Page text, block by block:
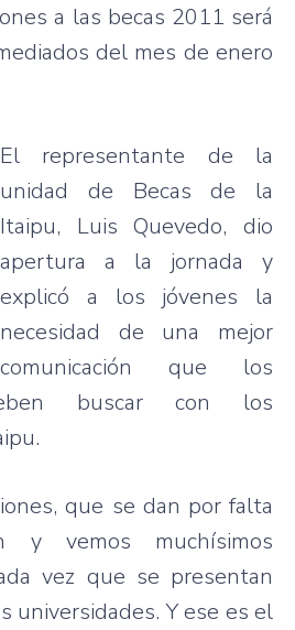
a las becas 2011 será
del mes de enero
El representante de la
unidad de Becas de la
Itaipu, Luis Quevedo, dio
apertura a la jornada y
explicó a los jóvenes la
necesidad de una mejor
comunicación que los
buscar con los
que se dan por falta
y vemos muchísimos
vez que se presentan
universidades. Y ese es el